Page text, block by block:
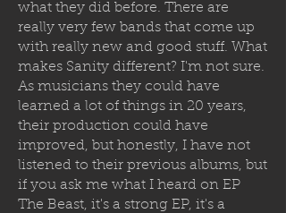
what they did before. There are
really very few bands that come up
with really new and good stuff. What
makes Sanity different? I'm not sure.
As musicians they could have
learned a lot of things in 20 years,
their production could have
improved, but honestly, I have not
listened to their previous albums, but
if you ask me what I heard on EP
The Beast, it's a strong EP, it's a